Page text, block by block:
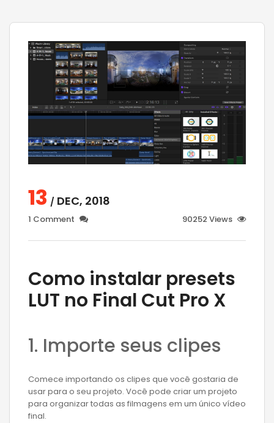
13 / DEC, 2018
1 Comment 90252 Views
Como instalar presets
LUT no Final Cut Pro X
1. Importe seus clipes
Comece importando os clipes que você gostaria de
usar para o seu projeto. Você pode criar um projeto
para organizar todas as filmagens em um único vídeo
final.